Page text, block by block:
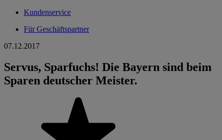
Kundenservice
Für Geschäftspartner
07.12.2017
Servus, Sparfuchs! Die Bayern sind beim
Sparen deutscher Meister.